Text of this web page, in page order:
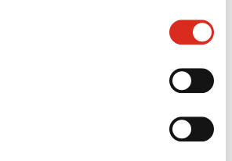
energetiche o l’adozione